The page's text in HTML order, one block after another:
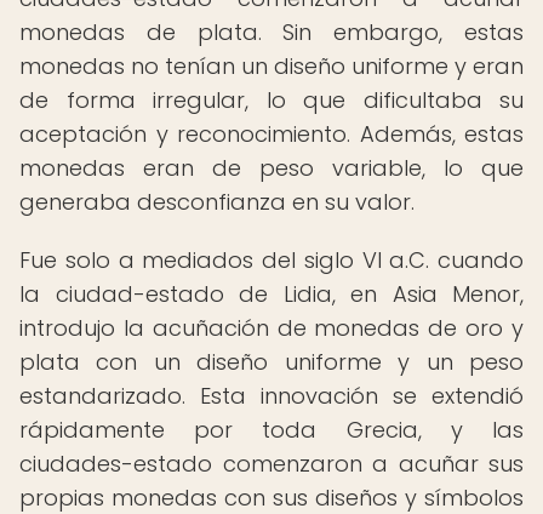
monedas de plata. Sin embargo, estas
monedas no tenían un diseño uniforme y eran
de forma irregular, lo que dificultaba su
aceptación y reconocimiento. Además, estas
monedas eran de peso variable, lo que
generaba desconfianza en su valor.
Fue solo a mediados del siglo VI a.C. cuando
la ciudad-estado de Lidia, en Asia Menor,
introdujo la acuñación de monedas de oro y
plata con un diseño uniforme y un peso
estandarizado. Esta innovación se extendió
rápidamente por toda Grecia, y las
ciudades-estado comenzaron a acuñar sus
propias monedas con sus diseños y símbolos